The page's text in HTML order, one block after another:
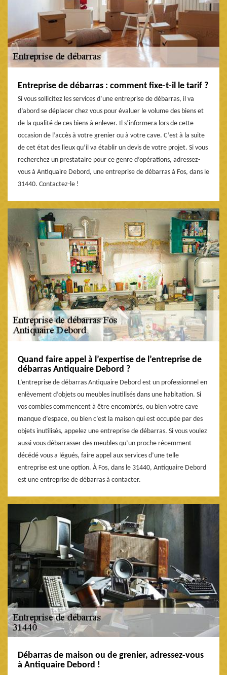
Entreprise de débarras : comment fixe-t-il le tarif ?
Si vous sollicitez les services d’une entreprise de débarras, il va
d’abord se déplacer chez vous pour évaluer le volume des biens et
de la qualité de ces biens à enlever. Il s’informera lors de cette
occasion de l’accès à votre grenier ou à votre cave. C’est à la suite
de cet état des lieux qu’il va établir un devis de votre projet. Si vous
recherchez un prestataire pour ce genre d’opérations, adressez-
vous à Antiquaire Debord, une entreprise de débarras à Fos, dans le
31440. Contactez-le !
Quand faire appel à l’expertise de l’entreprise de
débarras Antiquaire Debord ?
L’entreprise de débarras Antiquaire Debord est un professionnel en
enlèvement d’objets ou meubles inutilisés dans une habitation. Si
vos combles commencent à être encombrés, ou bien votre cave
manque d’espace, ou bien c’est la maison qui est occupée par des
objets inutilisés, appelez une entreprise de débarras. Si vous voulez
aussi vous débarrasser des meubles qu’un proche récemment
décédé vous a légués, faire appel aux services d’une telle
entreprise est une option. À Fos, dans le 31440, Antiquaire Debord
est une entreprise de débarras à contacter.
Débarras de maison ou de grenier, adressez-vous
à Antiquaire Debord !